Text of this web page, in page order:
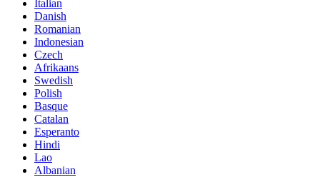
Italian
Danish
Romanian
Indonesian
Czech
Afrikaans
Swedish
Polish
Basque
Catalan
Esperanto
Hindi
Lao
Albanian